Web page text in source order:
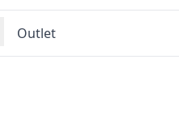
Outlet